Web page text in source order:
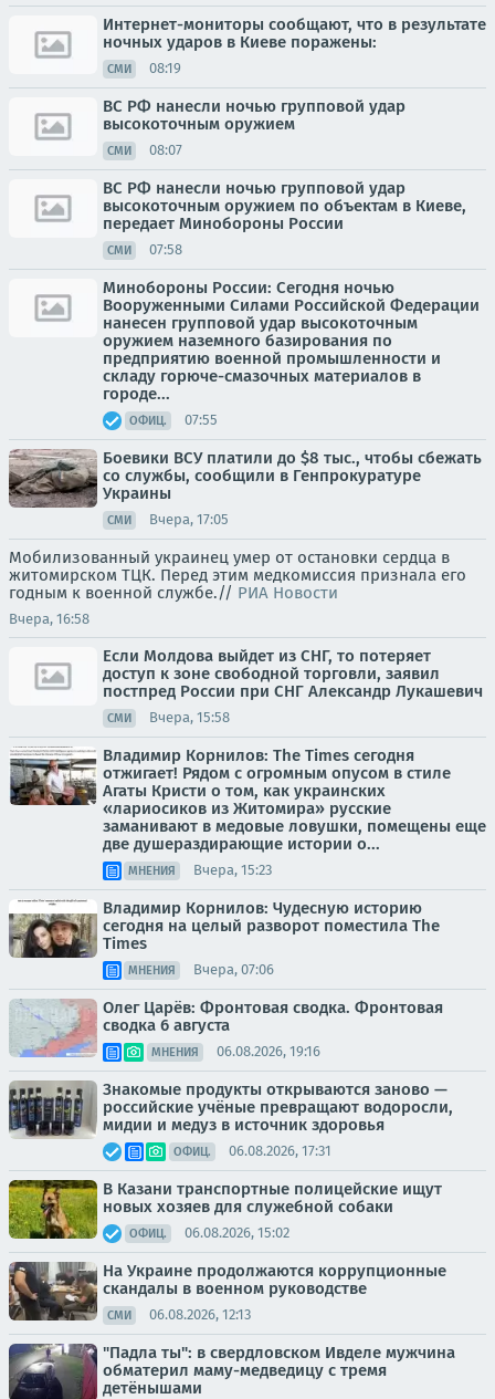
Интернет-мониторы сообщают, что в результате
ночных ударов в Киеве поражены:
СМИ 08:19
ВС РФ нанесли ночью групповой удар
высокоточным оружием
СМИ 08:07
ВС РФ нанесли ночью групповой удар
высокоточным оружием по объектам в Киеве,
передает Минобороны России
СМИ 07:58
Минобороны России: Сегодня ночью
Вооруженными Силами Российской Федерации
нанесен групповой удар высокоточным
оружием наземного базирования по
предприятию военной промышленности и
складу горюче-смазочных материалов в
городе...
ОФИЦ. 07:55
Боевики ВСУ платили до $8 тыс., чтобы сбежать
со службы, сообщили в Генпрокуратуре
Украины
СМИ Вчера, 17:05
Мобилизованный украинец умер от остановки сердца в
житомирском ТЦК. Перед этим медкомиссия признала его
годным к военной службе.// РИА Новости
Вчера, 16:58
Если Молдова выйдет из СНГ, то потеряет
доступ к зоне свободной торговли, заявил
постпред России при СНГ Александр Лукашевич
СМИ Вчера, 15:58
Владимир Корнилов: The Times сегодня
отжигает! Рядом с огромным опусом в стиле
Агаты Кристи о том, как украинских
«лариосиков из Житомира» русские
заманивают в медовые ловушки, помещены еще
две душераздирающие истории о...
МНЕНИЯ Вчера, 15:23
Владимир Корнилов: Чудесную историю
сегодня на целый разворот поместила The
Times
МНЕНИЯ Вчера, 07:06
Олег Царёв: Фронтовая сводка. Фронтовая
сводка 6 августа
МНЕНИЯ 06.08.2026, 19:16
Знакомые продукты открываются заново —
российские учёные превращают водоросли,
мидии и медуз в источник здоровья
ОФИЦ. 06.08.2026, 17:31
В Казани транспортные полицейские ищут
новых хозяев для служебной собаки
ОФИЦ. 06.08.2026, 15:02
На Украине продолжаются коррупционные
скандалы в военном руководстве
СМИ 06.08.2026, 12:13
"Падла ты": в свердловском Ивделе мужчина
обматерил маму-медведицу с тремя
детёнышами